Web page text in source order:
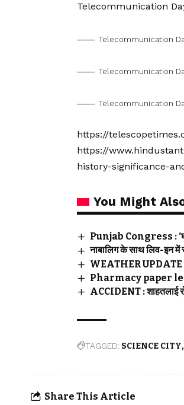
Telecommunication
Telecommunication
Telecommunication
Telecommunication
https://
https://
history-significance-
You Might
Punjab Congress : ‘घर
नाबालिग के साथ लिव-
WEATHER UPDATE :
Pharmacy paper leak:
ACCIDENT : शाहतलाई
TAGGED: SCIENCE CITY
Share This Article